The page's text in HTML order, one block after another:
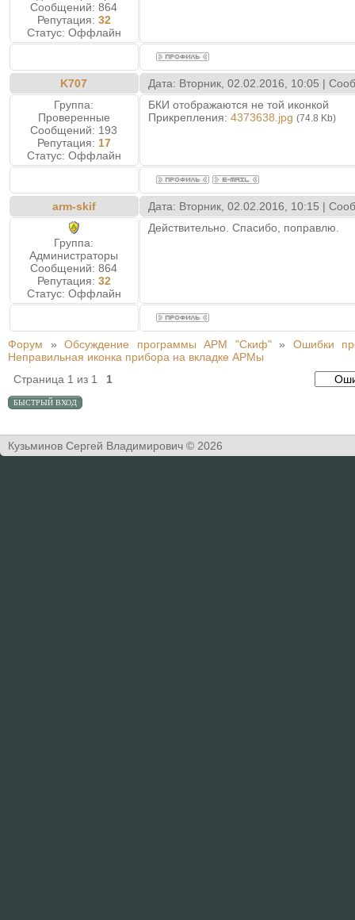
Сообщений:864
Репутация: 32
Статус: Оффлайн
K707
Дата: Вторник, 02.02.2016, 10:05 |
Группа:
Проверенные
Сообщений: 193
Репутация: 17
Статус: Оффлайн
БКИ отображаются не той иконкой
Прикрепления: 4373638.jpg (74.8 Kb)
arm-skif Дата: Вторник, 02.02.2016, 10:15 |
Группа:
Администраторы
Сообщений:864
Репутация: 32
Статус: Оффлайн
Действительно. Спасибо, поправлю.
Форум » Обсуждение программы АРМ "Скиф" »
Ошибки
Неправильная иконка прибора на вкладке APMы
Страница 1 из 1 1
Кузьминов Сергей Владимирович © 2026